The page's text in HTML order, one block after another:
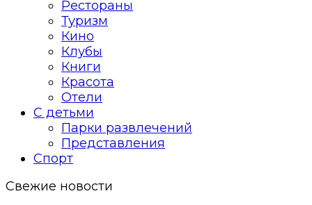
Рестораны
Туризм
Кино
Клубы
Книги
Красота
Отели
С детьми
Парки развлечений
Представления
Спорт
Свежие новости